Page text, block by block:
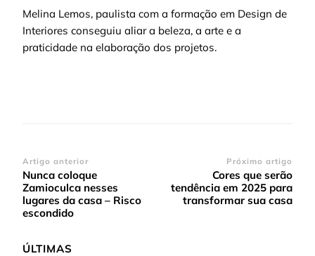
Melina Lemos, paulista com a formação em Design de
Interiores conseguiu aliar a beleza, a arte e a
praticidade na elaboração dos projetos.
Navegação
de
post
Artigo anterior
Nunca coloque
Zamioculca nesses
lugares da casa – Risco
escondido
Próximo artigo
Cores que serão
tendência em 2025 para
transformar sua casa
ÚLTIMAS